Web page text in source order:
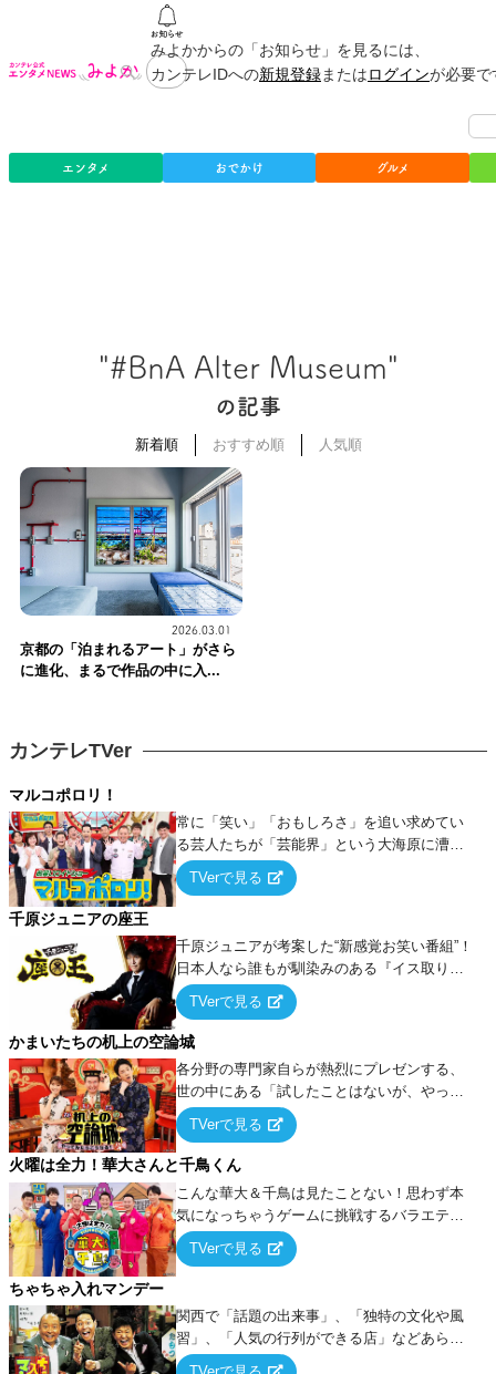
みよかからの「お知らせ」を見るには、
カンテレIDへの新規登録またはログインが必要
エンタメ おでかけ グルメ
"#BnA Alter Museum"
の記事
新着順 おすすめ順 人気順
2026.03.01
京都の「泊まれるアート」がさら
に進化、まるで作品の中に入...
カンテレTVer
マルコポロリ！
常に「笑い」「おもしろさ」を追い求めてい
る芸人たちが「芸能界」という大海原に漕ぎ
出でて、新たなオモシロ人間を発掘する！
TVerで見る
千原ジュニアの座王
千原ジュニアが考案した“新感覚お笑い番組”！
日本人なら誰もが馴染みのある『イス取りゲ
ーム』をベースに、大喜利・ギャグ・モノボ
ケ・歌…など様々なお題で芸人がショートネ
タを競い合う！
TVerで見る
かまいたちの机上の空論城
各分野の専門家自らが熱烈にプレゼンする、
世の中にある「試したことはないが、やって
みたらこうなる！…ハズ」という“机上の空
論”に若手芸人らがカラダを張って挑む！
TVerで見る
火曜は全力！華大さんと千鳥くん
こんな華大＆千鳥は見たことない！思わず本
気になっちゃうゲームに挑戦するバラエティ
ー！
TVerで見る
ちゃちゃ入れマンデー
関西で「話題の出来事」、「独特の文化や風
習」、「人気の行列ができる店」などあらゆ
るテーマについて好き放題にちゃちゃを入れ